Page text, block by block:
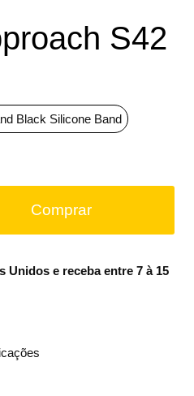
S42
Black Silicone Band
Comprar
Unidos e receba entre 7 à 15